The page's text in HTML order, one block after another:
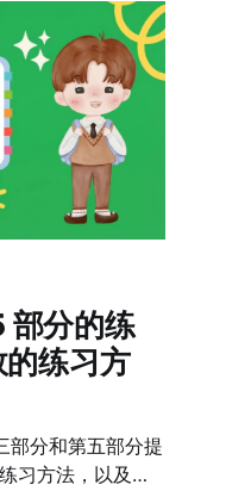
部分的练
练习方
部分和第五部分提
习方法，以及详